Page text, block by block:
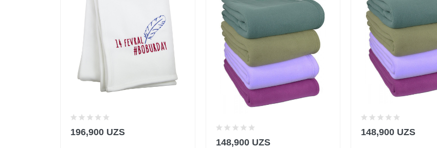
196,900 UZS
148,900 UZS
148,900 UZS